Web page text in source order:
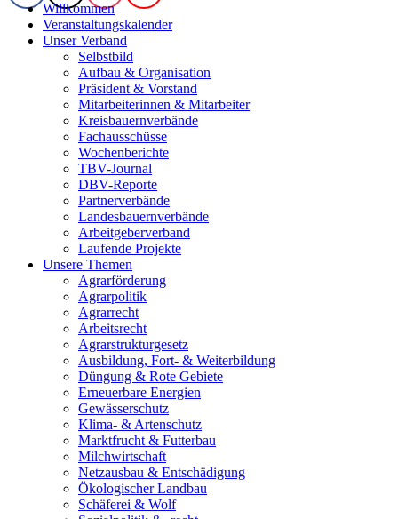
Willkommen
Veranstaltungskalender
Unser Verband
Selbstbild
Aufbau & Organisation
Präsident & Vorstand
Mitarbeiterinnen & Mitarbeiter
Kreisbauernverbände
Fachausschüsse
Wochenberichte
TBV-Journal
DBV-Reporte
Partnerverbände
Landesbauernverbände
Arbeitgeberverband
Laufende Projekte
Unsere Themen
Agrarförderung
Agrarpolitik
Agrarrecht
Arbeitsrecht
Agrarstrukturgesetz
Ausbildung, Fort- & Weiterbildung
Düngung & Rote Gebiete
Erneuerbare Energien
Gewässerschutz
Klima- & Artenschutz
Marktfrucht & Futterbau
Milchwirtschaft
Netzausbau & Entschädigung
Ökologischer Landbau
Schäferei & Wolf